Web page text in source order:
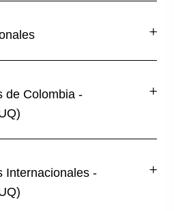
de Colombia -
Internacionales -